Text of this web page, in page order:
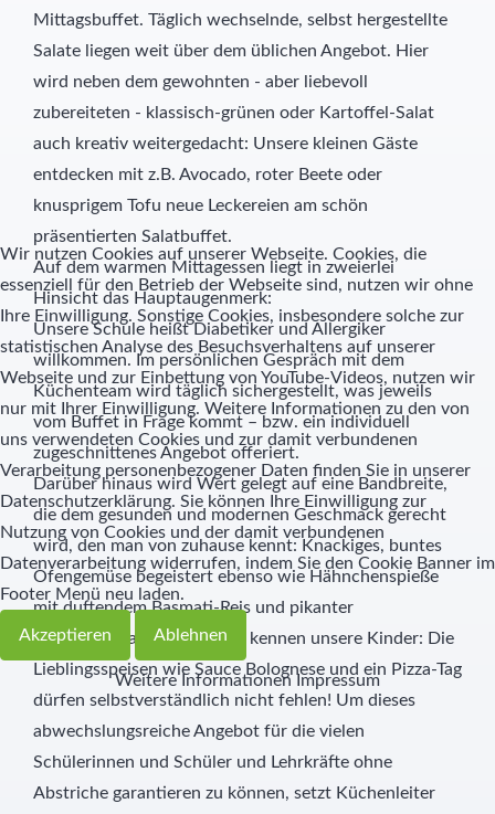
Mittagsbuffet. Täglich wechselnde, selbst hergestellte
Salate liegen weit über dem üblichen Angebot. Hier
wird neben dem gewohnten - aber liebevoll
zubereiteten - klassisch-grünen oder Kartoffel-Salat
auch kreativ weitergedacht: Unsere kleinen Gäste
entdecken mit z.B. Avocado, roter Beete oder
knusprigem Tofu neue Leckereien am schön
präsentierten Salatbuffet.
Auf dem warmen Mittagessen liegt in zweierlei
Hinsicht das Hauptaugenmerk:
Unsere Schule heißt Diabetiker und Allergiker
willkommen. Im persönlichen Gespräch mit dem
Küchenteam wird täglich sichergestellt, was jeweils
vom Buffet in Frage kommt – bzw. ein individuell
zugeschnittenes Angebot offeriert.
Darüber hinaus wird Wert gelegt auf eine Bandbreite,
die dem gesunden und modernen Geschmack gerecht
wird, den man von zuhause kennt: Knackiges, buntes
Ofengemüse begeistert ebenso wie Hähnchenspieße
mit duftendem Basmati-Reis und pikanter
Kokosrahmsauce. Doch wir kennen unsere Kinder: Die
Lieblingsspeisen wie Sauce Bolognese und ein Pizza-Tag
dürfen selbstverständlich nicht fehlen! Um dieses
abwechslungsreiche Angebot für die vielen
Schülerinnen und Schüler und Lehrkräfte ohne
Abstriche garantieren zu können, setzt Küchenleiter
Wir nutzen Cookies auf unserer Webseite. Cookies, die
essenziell für den Betrieb der Webseite sind, nutzen wir ohne
Ihre Einwilligung. Sonstige Cookies, insbesondere solche zur
statistischen Analyse des Besuchsverhaltens auf unserer
Webseite und zur Einbettung von YouTube-Videos, nutzen wir
nur mit Ihrer Einwilligung. Weitere Informationen zu den von
uns verwendeten Cookies und zur damit verbundenen
Verarbeitung personenbezogener Daten finden Sie in unserer
Datenschutzerklärung. Sie können Ihre Einwilligung zur
Nutzung von Cookies und der damit verbundenen
Datenverarbeitung widerrufen, indem Sie den Cookie Banner im
Footer Menü neu laden.
Akzeptieren Ablehnen
Weitere Informationen Impressum